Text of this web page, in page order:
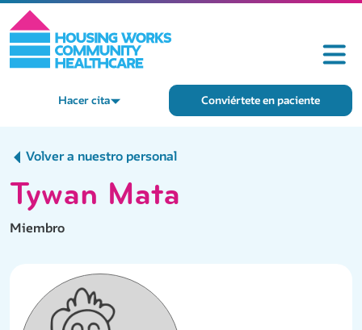
Hacer cita Conviértete en paciente
Volver a nuestro personal
Tywan Mata
Miembro